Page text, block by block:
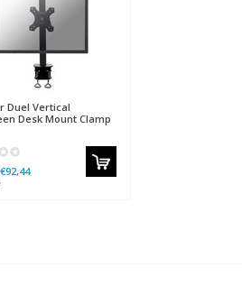
Duel Vertical
Desk Mount Clamp
€92,44